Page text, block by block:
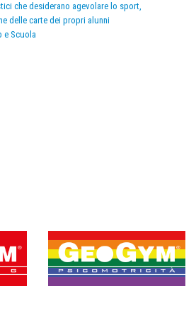
che desiderano agevolare lo sport,
delle carte dei propri alunni
e Scuola